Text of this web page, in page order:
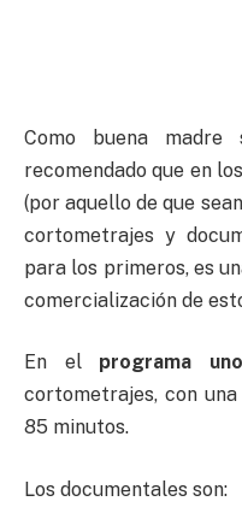
Como buena madre
recomendado que en
(por aquello de que
cortometrajes y
para los primeros, es
comercialización de
En el programa uno
cortometrajes, con
85 minutos.
Los documentales son: